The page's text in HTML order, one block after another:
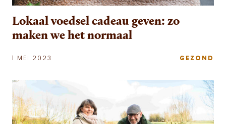
Lokaal voedsel cadeau geven: zo
maken we het normaal
1 MEI 2023 GEZOND